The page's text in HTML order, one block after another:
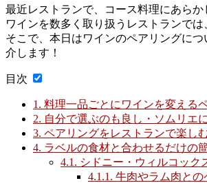
最近レストランで、コース料理にあら
ワインを数多く取り扱うレストランで
そこで、本日はワインのペアリングに
介します！
目次
1. 料理一品ごとにワインを変える
2. 自分で選ぶのも良し・ソムリエ
3. ペアリングをレストランで楽し
4. ラベルの食材と合わせるだけの
4.1. シドニー・ウィルコック
4.1.1. 牛肉やラム肉と